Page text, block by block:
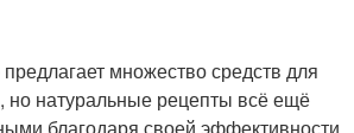
множество средств для
но натуральные рецепты всё ещё